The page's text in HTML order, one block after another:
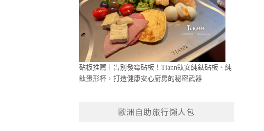
砧板推薦｜告別發霉砧板！Tiann鈦安純鈦砧板、純
鈦蛋形杯，打造健康安心廚房的秘密武器
歐洲自助旅行懶人包